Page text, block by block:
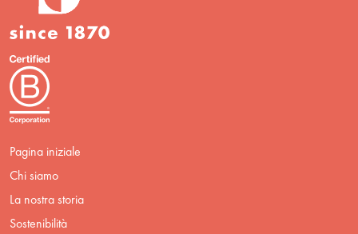
Pagina iniziale
Chi siamo
La nostra storia
Sostenibilità